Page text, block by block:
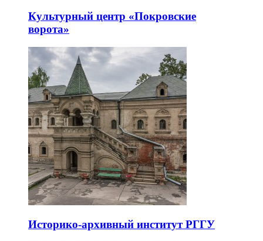
Культурный центр «Покровские
ворота»
Историко-архивный институт РГГУ